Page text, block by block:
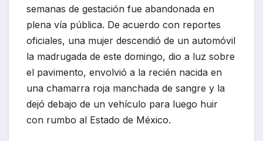
semanas de gestación fue abandonada en
plena vía pública. De acuerdo con reportes
oficiales, una mujer descendió de un automóvil
la madrugada de este domingo, dio a luz sobre
el pavimento, envolvió a la recién nacida en
una chamarra roja manchada de sangre y la
dejó debajo de un vehículo para luego huir
con rumbo al Estado de México.